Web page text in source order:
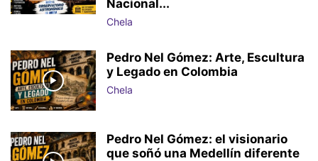
Nacional...
Chela
Pedro Nel Gómez: Arte, Escultura
y Legado en Colombia
Chela
Pedro Nel Gómez: el visionario
que soñó una Medellín diferente